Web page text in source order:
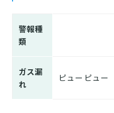
警報種
類
ガス漏
れ
ピュー ピュー